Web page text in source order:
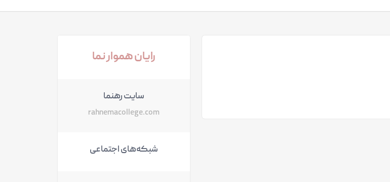
رایان هموار نما
سایت رهنما
rahnemacollege.com
شبکه‌های اجتماعی